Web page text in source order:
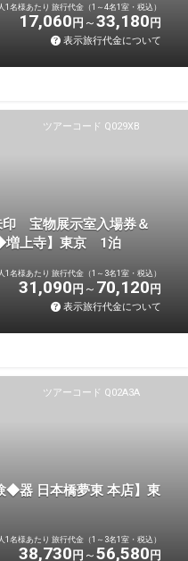
1名様あたり 旅行代金（1～4名1室・税込）
17,060 円 33,180 円
表示旅行代金について
ツアーコード Q029XB
印 宝物展示室入場券＆
増上寺】東京 1泊
1名様あたり 旅行代金（1～3名1室・税込）
31,090 円 70,120 円
表示旅行代金について
ツアーコード Q02A3A
◆器 日本橋夢東 本店】東
1名様あたり 旅行代金（1～3名1室・税込）
38,730 円 56,580 円